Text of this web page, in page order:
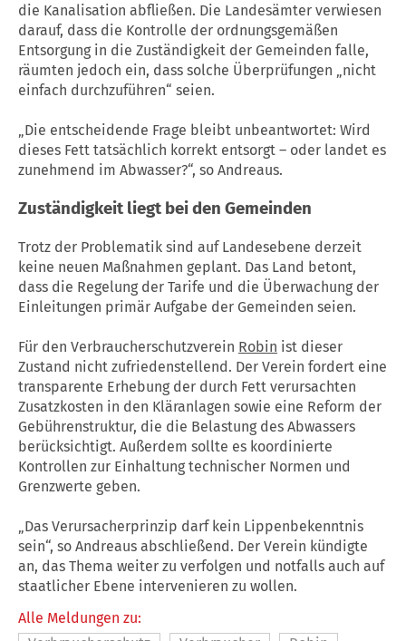
die Kanalisation abfließen. Die Landesämter verwiesen
darauf, dass die Kontrolle der ordnungsgemäßen
Entsorgung in die Zuständigkeit der Gemeinden falle,
räumten jedoch ein, dass solche Überprüfungen „nicht
einfach durchzuführen“ seien.
„Die entscheidende Frage bleibt unbeantwortet: Wird
dieses Fett tatsächlich korrekt entsorgt – oder landet es
zunehmend im Abwasser?“, so Andreaus.
Zuständigkeit liegt bei den Gemeinden
Trotz der Problematik sind auf Landesebene derzeit
keine neuen Maßnahmen geplant. Das Land betont,
dass die Regelung der Tarife und die Überwachung der
Einleitungen primär Aufgabe der Gemeinden seien.
Für den Verbraucherschutzverein Robin ist dieser
Zustand nicht zufriedenstellend. Der Verein fordert eine
transparente Erhebung der durch Fett verursachten
Zusatzkosten in den Kläranlagen sowie eine Reform der
Gebührenstruktur, die die Belastung des Abwassers
berücksichtigt. Außerdem sollte es koordinierte
Kontrollen zur Einhaltung technischer Normen und
Grenzwerte geben.
„Das Verursacherprinzip darf kein Lippenbekenntnis
sein“, so Andreaus abschließend. Der Verein kündigte
an, das Thema weiter zu verfolgen und notfalls auch auf
staatlicher Ebene intervenieren zu wollen.
Alle Meldungen zu: